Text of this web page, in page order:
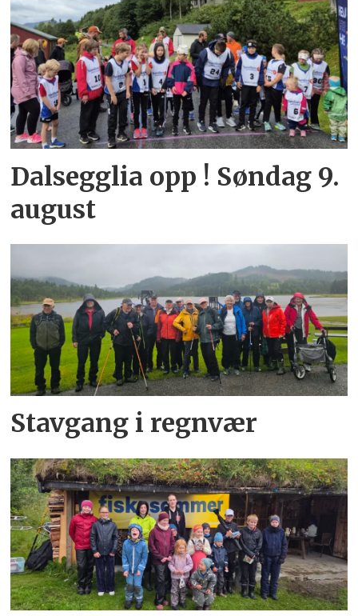
Dalsegglia opp ! Søndag 9.
august
Stavgang i regnvær